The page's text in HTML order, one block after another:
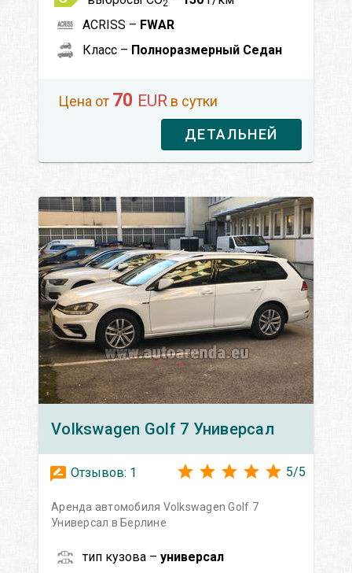
2
ACRISS – FWAR
Класс – Полноразмерный Седан
Цена от 70 EUR в сутки
ДЕТАЛЬНЕЙ
Volkswagen Golf 7 Универсал
Отзывов: 1 5/5
Аренда автомобиля Volkswagen Golf 7
Универсал в Берлине
тип кузова – универсал